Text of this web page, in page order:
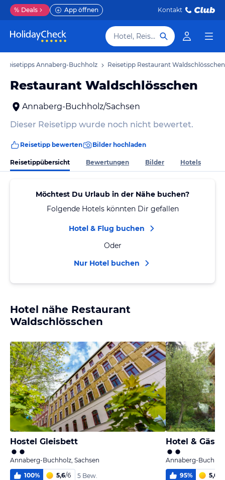
% Deals App öffnen Kontakt
Hotel, Reiseziel
Reisetipps Annaberg-Buchholz Reisetipp Restaurant Waldschlösschen
Restaurant Waldschlösschen
Annaberg-Buchholz/Sachsen
Dieser Reisetipp wurde noch nicht bewertet.
Reisetipp bewerten Bilder hochladen
Reisetippübersicht Bewertungen Bilder Hotels
Möchtest Du Urlaub in der Nähe buchen?
Folgende Hotels könnten Dir gefallen
Hotel & Flug buchen
Oder
Nur Hotel buchen
Hotel nähe Restaurant
Waldschlösschen
Hostel Gleisbett
Annaberg-Buchholz, Sachsen
100% 5,6/6 5 Bew.
Hotel &
Annaberg-
95% 5,0